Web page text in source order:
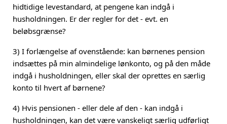
hidtidige levestandard, at pengene kan indgå i
husholdningen. Er der regler for det - evt. en
beløbsgrænse?
3) I forlængelse af ovenstående: kan børnenes pension
indsættes på min almindelige lønkonto, og på den måde
indgå i husholdningen, eller skal der oprettes en særlig
konto til hvert af børnene?
4) Hvis pensionen - eller dele af den - kan indgå i
husholdningen, kan det være vanskeligt særlig udførligt